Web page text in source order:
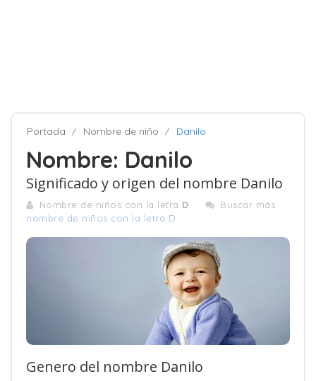
Portada Nombre de niño Danilo
Nombre: Danilo
Significado y origen del nombre Danilo
Nombre de niños con la letra D
Buscar más
nombre de niños con la letra D
Genero del nombre Danilo